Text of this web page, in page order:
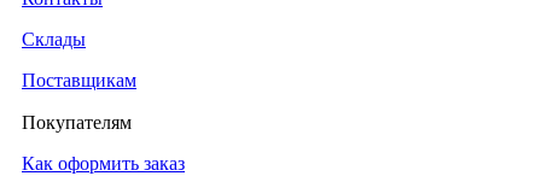
1′529.54₽
туалетной бумаги в мини-рулонах
Склады
Поставщикам
Покупателям
Как оформить заказ